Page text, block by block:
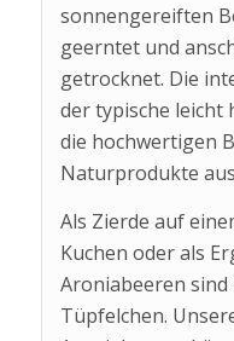
sonnengereiften
geerntet und
getrocknet. Die
der typische leicht
die hochwertigen
Naturprodukte
Als Zierde auf
Kuchen oder als
Aroniabeeren
Tüpfelchen.